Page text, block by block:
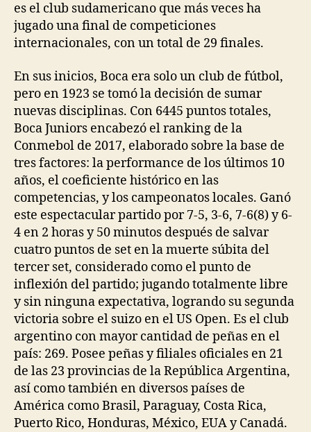
es el club sudamericano que más veces ha
jugado una final de competiciones
internacionales, con un total de 29 finales.
En sus inicios, Boca era solo un club de fútbol,
pero en 1923 se tomó la decisión de sumar
nuevas disciplinas. Con 6445 puntos totales,
Boca Juniors encabezó el ranking de la
Conmebol de 2017, elaborado sobre la base de
tres factores: la performance de los últimos 10
años, el coeficiente histórico en las
competencias, y los campeonatos locales. Ganó
este espectacular partido por 7-5, 3-6, 7-6(8) y 6-
4 en 2 horas y 50 minutos después de salvar
cuatro puntos de set en la muerte súbita del
tercer set, considerado como el punto de
inflexión del partido; jugando totalmente libre
y sin ninguna expectativa, logrando su segunda
victoria sobre el suizo en el US Open. Es el club
argentino con mayor cantidad de peñas en el
país: 269. Posee peñas y filiales oficiales en 21
de las 23 provincias de la República Argentina,
así como también en diversos países de
América como Brasil, Paraguay, Costa Rica,
Puerto Rico, Honduras, México, EUA y Canadá.